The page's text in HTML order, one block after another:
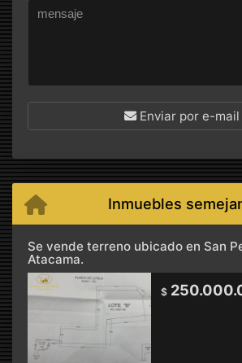
Enviar por e-mail
Inmuebles
Se vende terreno ubicado en San
Atacama.
$